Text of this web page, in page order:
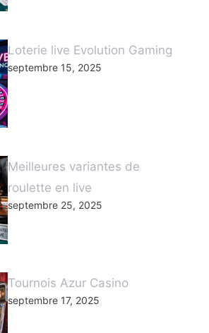
Loterie live Evolution Gaming
septembre 15, 2025
Meilleures variantes de
roulette en live
septembre 25, 2025
Tournois Azur Casino
septembre 17, 2025